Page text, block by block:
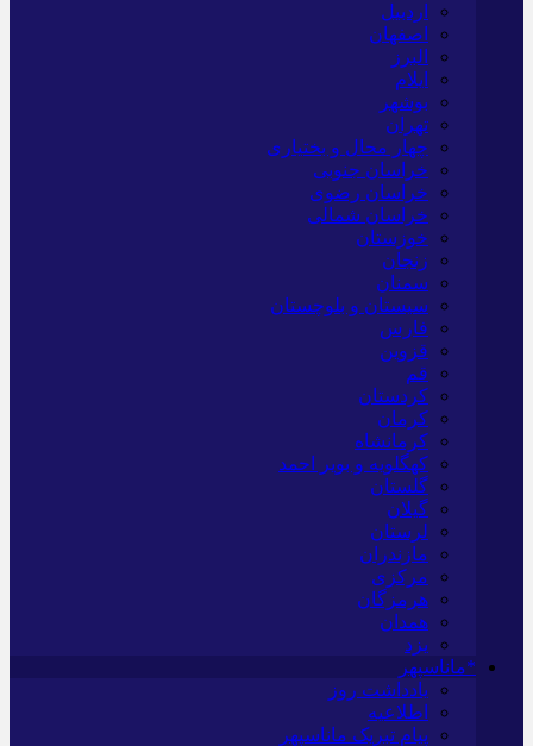
اردبیل
اصفهان
البرز
ایلام
بوشهر
تهران
چهار محال و بختیاری
خراسان جنوبی
خراسان رضوی
خراسان شمالی
خوزستان
زنجان
سمنان
سیستان و بلوچستان
فارس
قزوین
قم
کردستان
کرمان
کرمانشاه
کهگلویه و بویر احمد
گلستان
گیلان
لرستان
مازندران
مرکزی
هرمزگان
همدان
یزد
*ماناسپهر
یادداشت روز
اطلاعیه
پیام تبریک ماناسپهر